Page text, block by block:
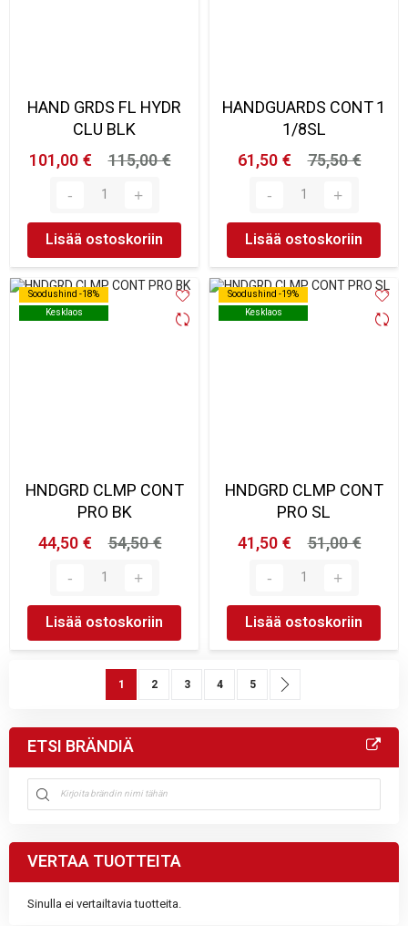
HAND GRDS FL HYDR
CLU BLK
101,00 €
115,00 €
Lisää ostoskoriin
HANDGUARDS CONT 1
1/8SL
61,50 €
75,50 €
Lisää ostoskoriin
Soodushind -18%
Kesklaos
Soodushind -18%
Kesklaos
HNDGRD CLMP CONT
PRO BK
44,50 €
54,50 €
Lisää ostoskoriin
Soodushind -19%
Kesklaos
Soodushind -19%
Kesklaos
HNDGRD CLMP CONT
PRO SL
41,50 €
51,00 €
Lisää ostoskoriin
SivuYou're currently reading page
1 Sivu
2 Sivu
3 Sivu
4 Sivu
5
ETSI BRÄNDIÄ
VERTAA TUOTTEITA
Sinulla ei vertailtavia tuotteita.